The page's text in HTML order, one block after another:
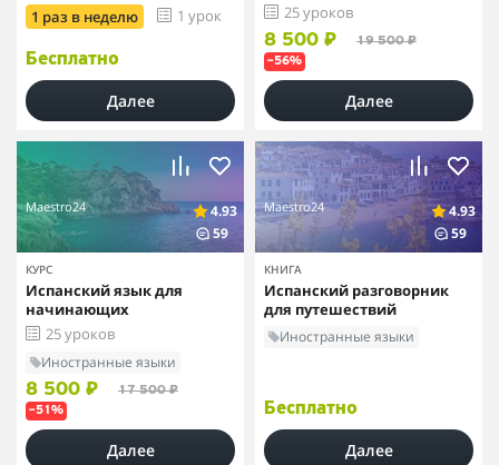
1 раз в неделю 1 урок
Бесплатно
Далее
25 уроков
8 500 ₽ 19 500 ₽
–56%
Далее
Maestro24
4.93
59
КУРС
Испанский язык для
начинающих
25 уроков
Иностранные языки
8 500 ₽ 17 500 ₽
–51%
Далее
Maestro24
4.93
59
КНИГА
Испанский разговорник
для путешествий
Иностранные языки
Бесплатно
Далее